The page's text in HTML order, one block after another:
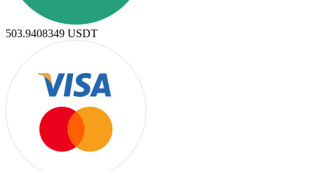
503.9408349 USDT